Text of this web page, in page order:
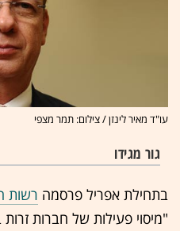
עו"ד מאיר לינזן / צילום: תמר מצפי
גור מגידו
בתחילת אפריל פרסמה רשות
"מיסוי פעילות של חברות